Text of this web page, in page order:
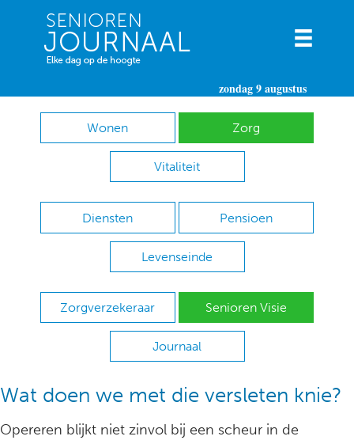
zondag 9 augustus
Wonen Zorg
Vitaliteit
Diensten Pensioen
Levenseinde
Zorgverzekeraar Senioren Visie
Journaal
Wat doen we met die versleten knie?
Opereren blijkt niet zinvol bij een scheur in de